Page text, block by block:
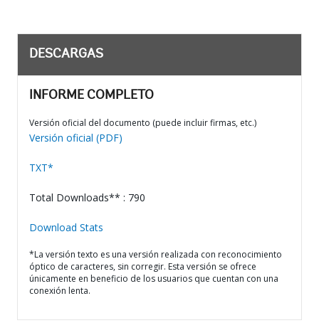
DESCARGAS
INFORME COMPLETO
Versión oficial del documento (puede incluir firmas, etc.)
Versión oficial (PDF)
TXT*
Total Downloads** : 790
Download Stats
*La versión texto es una versión realizada con reconocimiento
óptico de caracteres, sin corregir. Esta versión se ofrece
únicamente en beneficio de los usuarios que cuentan con una
conexión lenta.